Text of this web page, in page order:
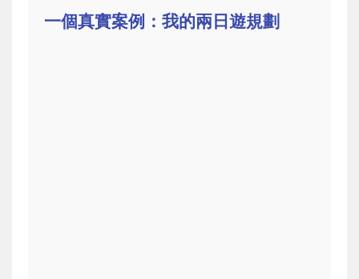
一個真實案例：我的兩日遊規劃